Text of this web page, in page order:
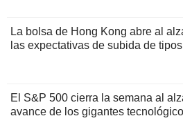
La bolsa de Hong Kong abre al
las expectativas de subida de
El S&P 500 cierra la semana al
avance de los gigantes